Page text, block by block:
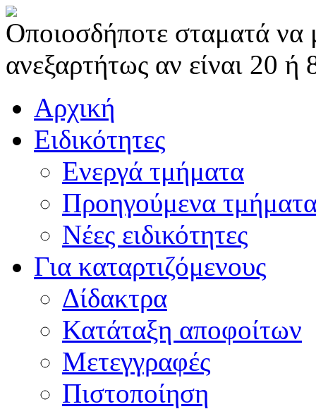
Οποιοσδήποτε σταματά να
ανεξαρτήτως αν είναι 20
Αρχική
Ειδικότητες
Ενεργά τμήματα
Προηγούμενα
Νέες ειδικότητες
Για καταρτιζόμενους
Δίδακτρα
Κατάταξη αποφοίτων
Μετεγγραφές
Πιστοποίηση